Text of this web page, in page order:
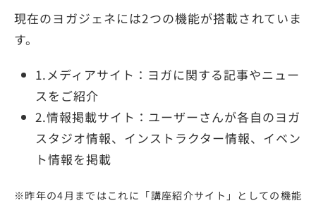
現在のヨガジェネには2つの機能が搭載されていま
す。
1.メディアサイト：ヨガに関する記事やニュー
スをご紹介
2.情報掲載サイト：ユーザーさんが各自のヨガ
スタジオ情報、インストラクター情報、イベン
ト情報を掲載
※昨年の4月まではこれに「講座紹介サイト」としての機能